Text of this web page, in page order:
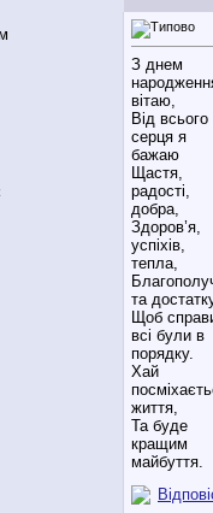
З днем
вітаю,
Від всього
серця я
бажаю
Щастя,
радості,
добра,
Здоров’я,
успіхів,
тепла,
та
Щоб
всі були в
порядку.
Хай
життя,
Та буде
кращим
майбуття.